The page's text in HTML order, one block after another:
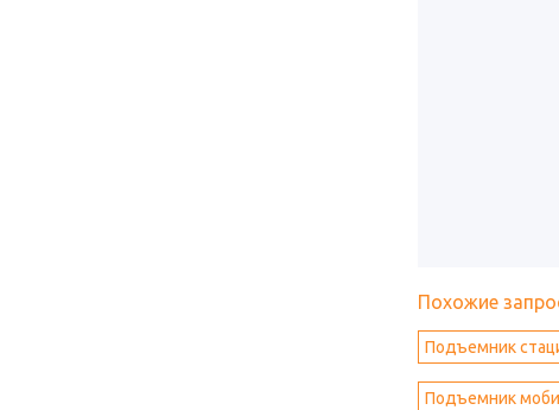
Похожие
Подъемник
Подъемник